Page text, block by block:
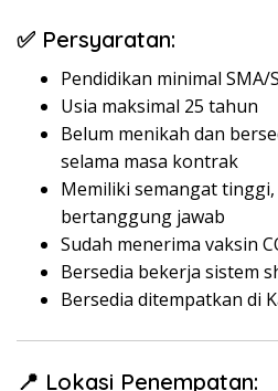
✅ Persyaratan:
Pendidikan minimal SMA/
Usia maksimal 25 tahun
Belum menikah dan
selama masa kontrak
Memiliki semangat
bertanggung jawab
Sudah menerima vaksin
Bersedia bekerja sistem
Bersedia ditempatkan di
📍 Lokasi Penempatan: